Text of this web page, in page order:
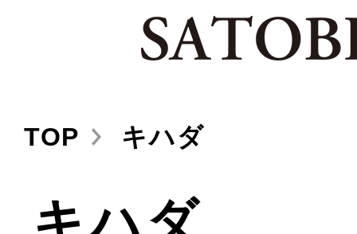
TOP キハダ
キハダ